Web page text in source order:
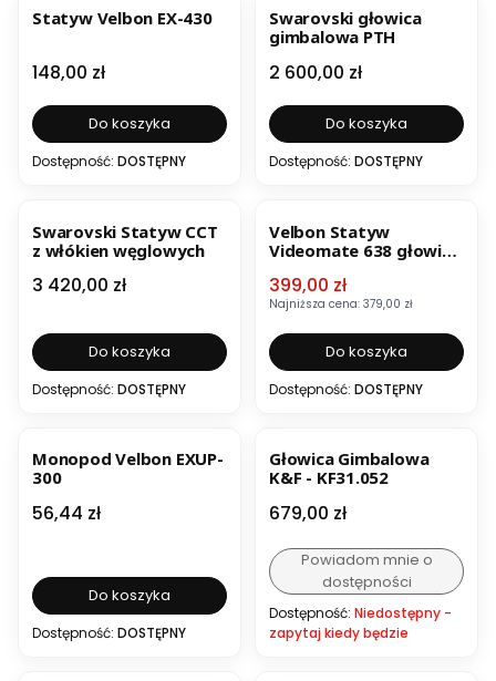
Statyw Velbon EX-430
Cena
148,00 zł
Do koszyka
Dostępność: DOSTĘPNY
Swarovski głowica
gimbalowa PTH
Cena
2 600,00 zł
Do koszyka
Dostępność: DOSTĘPNY
Swarovski Statyw CCT
z włókien węglowych
Cena
3 420,00 zł
Do koszyka
Dostępność: DOSTĘPNY
Velbon Statyw
Videomate 638 głowica
Cena promocyjna
399,00 zł
Najniższa cena: 379,00 zł
Do koszyka
Dostępność: DOSTĘPNY
Monopod Velbon EXUP-
300
Cena
56,44 zł
Do koszyka
Dostępność: DOSTĘPNY
Głowica Gimbalowa
K&F - KF31.052
Cena
679,00 zł
Powiadom mnie o
dostępności
Dostępność: Niedostępny -
zapytaj kiedy będzie